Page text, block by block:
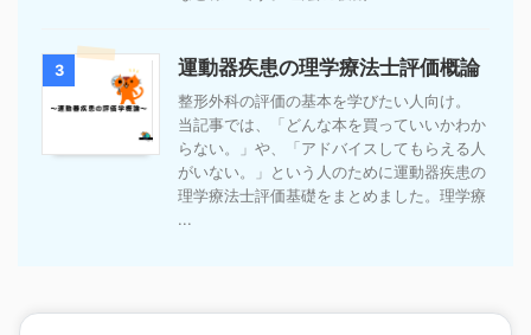
3 運動器疾患の理学療法士評価概論
整形外科の評価の基本を学びたい人向け。
当記事では、「どんな本を買っていいかわか
らない。」や、「アドバイスしてもらえる人
がいない。」という人のために運動器疾患の
理学療法士評価基礎をまとめました。理学療
...